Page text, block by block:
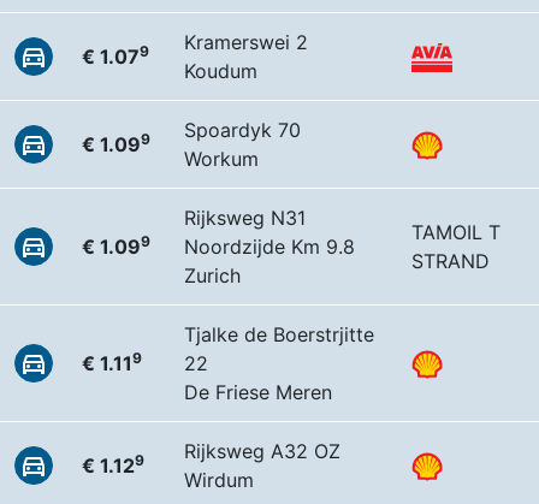
€ 1.079
Kramerswei 2
Koudum
€ 1.099
Spoardyk 70
Workum
€ 1.099
Rijksweg N31
Noordzijde Km 9.8
Zurich
TAMOIL T
STRAND
€ 1.119
Tjalke de Boerstrjitte
22
De Friese Meren
€ 1.129
Rijksweg A32 OZ
Wirdum